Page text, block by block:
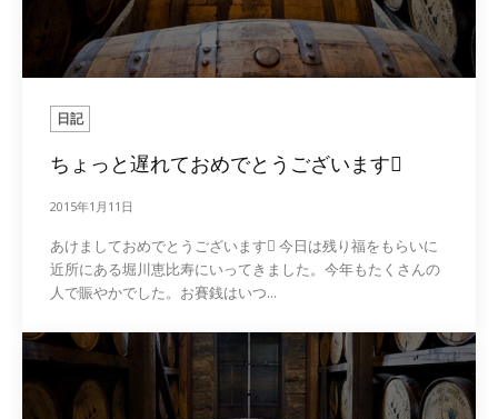
日記
ちょっと遅れておめでとうございます
2015年1月11日
あけましておめでとうございます 今日は残り福をもらいに
近所にある堀川恵比寿にいってきました。今年もたくさんの
人で賑やかでした。お賽銭はいつ...